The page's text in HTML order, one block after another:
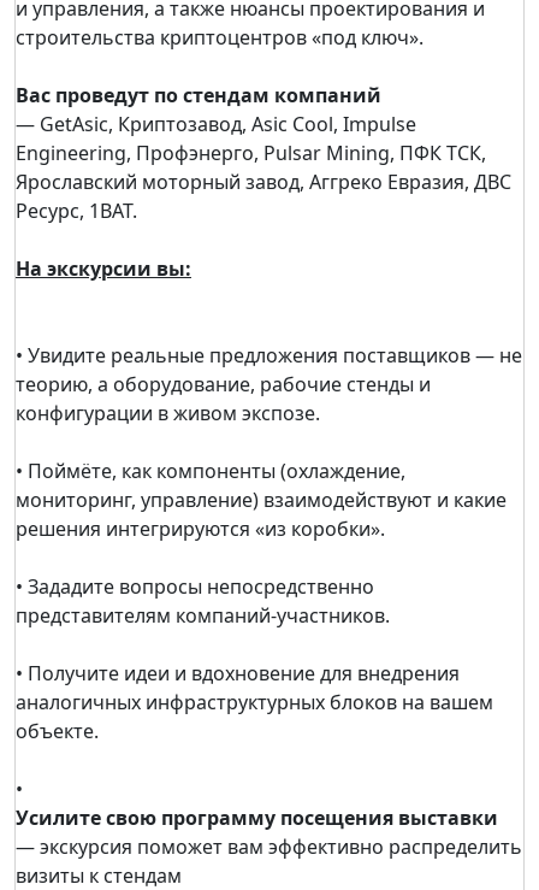
и управления, а также нюансы проектирования и
строительства криптоцентров «под ключ».
Вас проведут по стендам компаний
— GetAsic, Криптозавод, Asic Cool, Impulse
Engineering, Профэнерго, Pulsar Mining, ПФК ТСК,
Ярославский моторный завод, Аггреко Евразия, ДВС
Ресурс, 1ВАТ.
На экскурсии вы:
• Увидите реальные предложения поставщиков — не
теорию, а оборудование, рабочие стенды и
конфигурации в живом экспозе.
• Поймёте, как компоненты (охлаждение,
мониторинг, управление) взаимодействуют и какие
решения интегрируются «из коробки».
• Зададите вопросы непосредственно
представителям компаний-участников.
• Получите идеи и вдохновение для внедрения
аналогичных инфраструктурных блоков на вашем
объекте.
•
Усилите свою программу посещения выставки
— экскурсия поможет вам эффективно распределить
визиты к стендам